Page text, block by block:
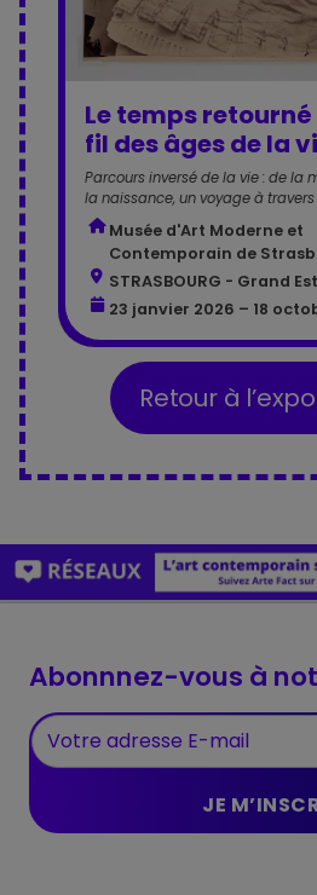
Le temps
fil des âges de la
Parcours inversé de la vie : de la
la naissance, un voyage à
Musée d'Art Moderne et
Contemporain de
STRASBOURG - Grand Est
23 janvier 2026 – 18
Retour à
Abonnnez-vous à